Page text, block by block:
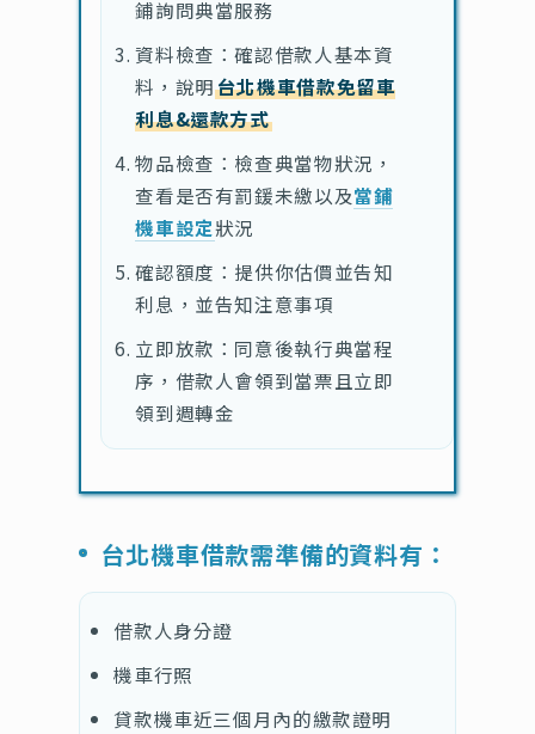
鋪詢問典當服務
資料檢查：確認借款人基本資
料，說明台北機車借款免留車
利息&還款方式
物品檢查：檢查典當物狀況，
查看是否有罰鍰未繳以及當鋪
機車設定狀況
確認額度：提供你估價並告知
利息，並告知注意事項
立即放款：同意後執行典當程
序，借款人會領到當票且立即
領到週轉金
台北機車借款需準備的資料有：
借款人身分證
機車行照
貸款機車近三個月內的繳款證明